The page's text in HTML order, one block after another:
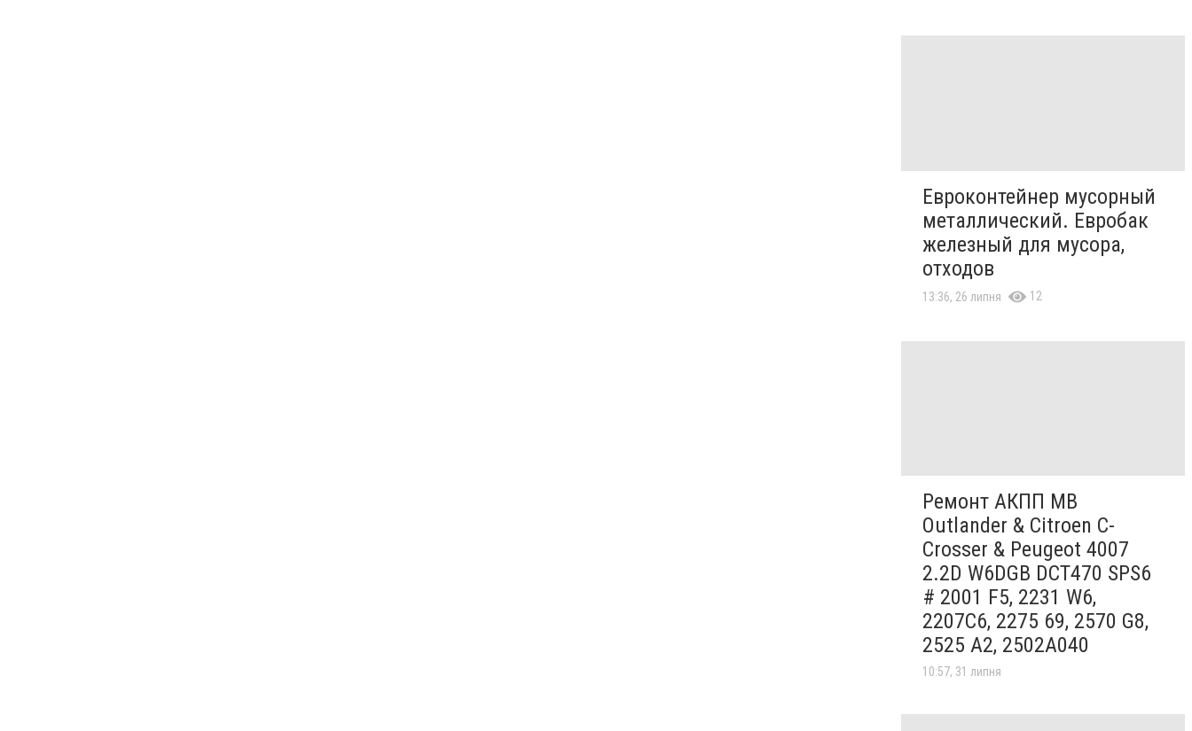
Евроконтейнер мусорный
металлический. Евробак
железный для мусора,
отходов
13:36, 26 липня 12
Ремонт АКПП MB
Outlander & Citroen C-
Crosser & Peugeot 4007
2.2D W6DGB DCT470 SPS6
# 2001 F5, 2231 W6,
2207C6, 2275 69, 2570 G8,
2525 A2, 2502A040
10:57, 31 липня